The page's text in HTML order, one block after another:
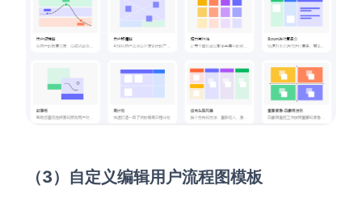
（3）自定义编辑用户流程图模板